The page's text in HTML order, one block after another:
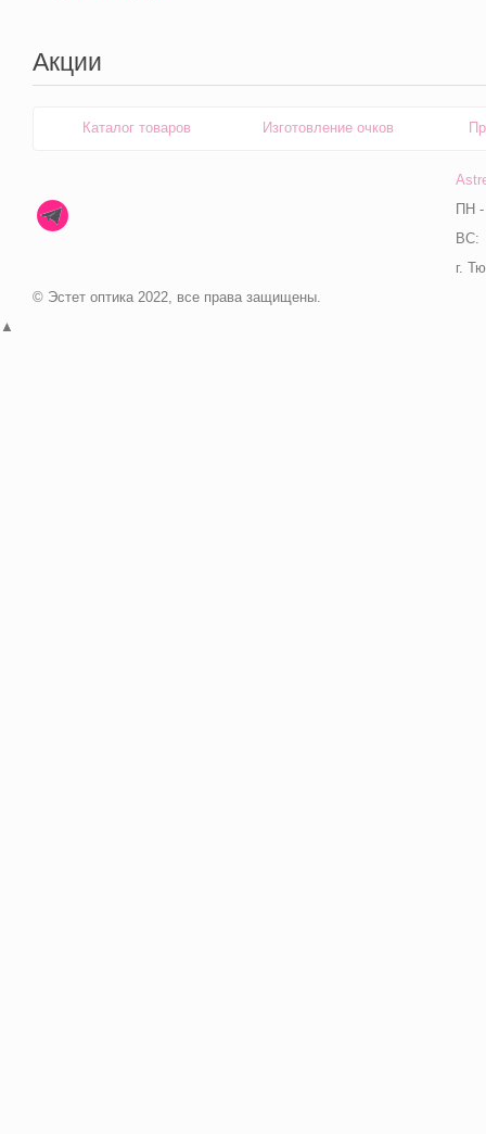
Акции
Каталог товаров Изготовление очков
ПН
г.
© Эстет оптика 2022, все права защищены.
▲